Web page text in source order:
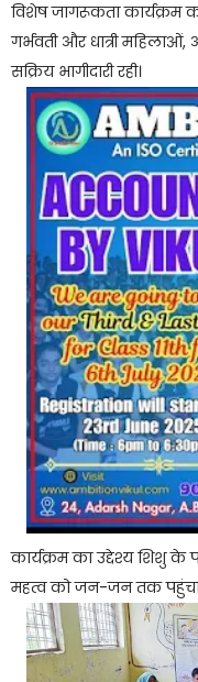
विशेष जागरूकता कार्यक्रम
गर्भवती और धात्री
सक्रिय भागीदारी रही।
कार्यक्रम का उद्देश्य
महत्व को जन-जन तक